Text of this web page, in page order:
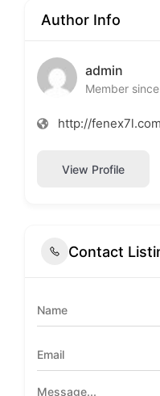
Author Info
admin
Member
http://
View Profile
Contact